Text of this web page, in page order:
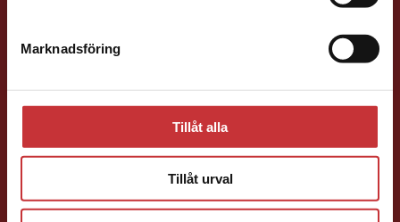
Marknadsföring
Tillåt alla
Tillåt urval
Camilla Bedroth